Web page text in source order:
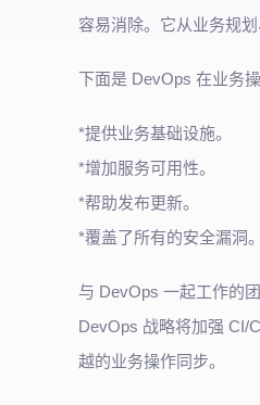
容易消除。它从业务规
下面是 DevOps 在业务
*提供业务基础设施。
*增加服务可用性。
*帮助发布更新。
*覆盖了所有的安全漏洞。
与 DevOps 一起工作的
DevOps 战略将加强 CI/
越的业务操作同步。